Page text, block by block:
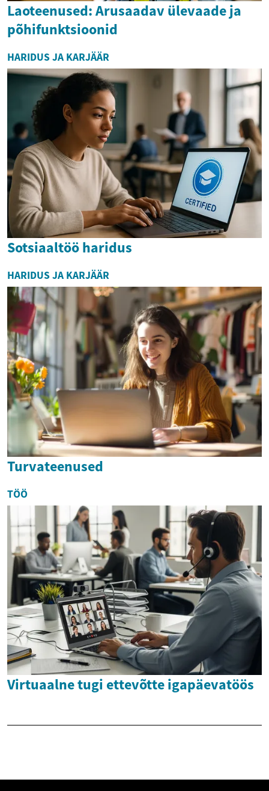
Laoteenused: Arusaadav ülevaade ja
põhifunktsioonid
HARIDUS JA KARJÄÄR
Sotsiaaltöö haridus
HARIDUS JA KARJÄÄR
Turvateenused
TÖÖ
Virtuaalne tugi ettevõtte igapäevatöös